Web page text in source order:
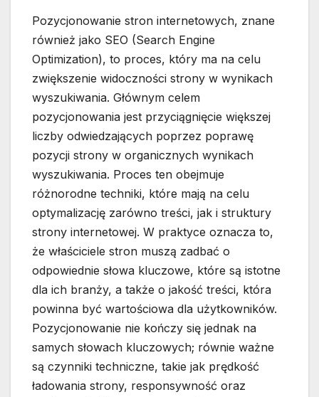
Pozycjonowanie stron internetowych, znane
również jako SEO (Search Engine
Optimization), to proces, który ma na celu
zwiększenie widoczności strony w wynikach
wyszukiwania. Głównym celem
pozycjonowania jest przyciągnięcie większej
liczby odwiedzających poprzez poprawę
pozycji strony w organicznych wynikach
wyszukiwania. Proces ten obejmuje
różnorodne techniki, które mają na celu
optymalizację zarówno treści, jak i struktury
strony internetowej. W praktyce oznacza to,
że właściciele stron muszą zadbać o
odpowiednie słowa kluczowe, które są istotne
dla ich branży, a także o jakość treści, która
powinna być wartościowa dla użytkowników.
Pozycjonowanie nie kończy się jednak na
samych słowach kluczowych; równie ważne
są czynniki techniczne, takie jak prędkość
ładowania strony, responsywność oraz